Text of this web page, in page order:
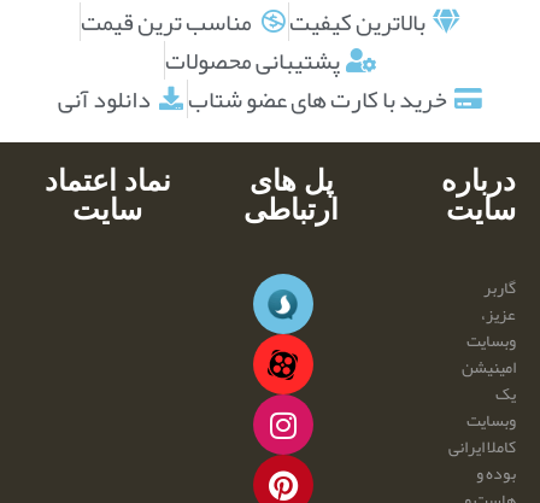
بالاترین کیفیت
مناسب ترین قیمت
پشتیبانی محصولات
خرید با کارت های عضو شتاب
دانلود آنی
درباره
سایت
پل های
ارتباطی
نماد اعتماد
سایت
گاربر
عزیز،
وبسایت
امینیشن
یک
وبسایت
کاملا ایرانی
بوده و